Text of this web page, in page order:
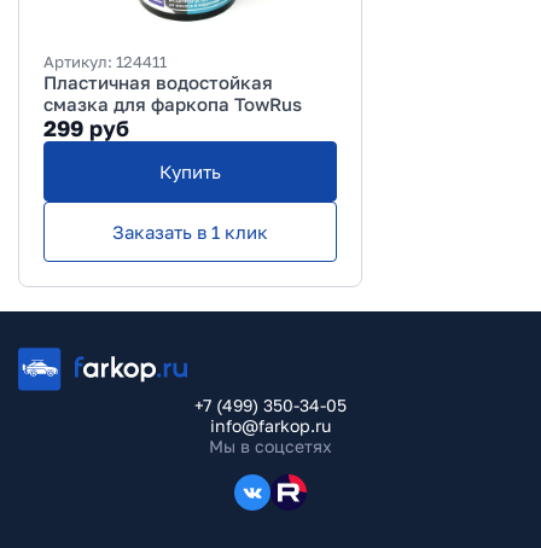
Артикул: 124411
Пластичная водостойкая
смазка для фаркопа TowRus
299 руб
Купить
Заказать в 1 клик
+7 (499) 350-34-05
info@farkop.ru
Мы в соцсетях